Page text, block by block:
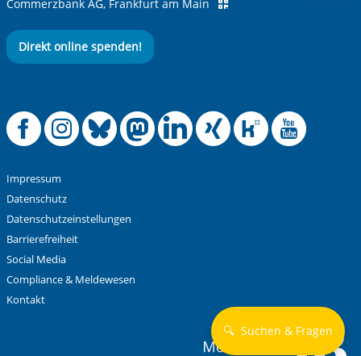
Commerzbank AG, Frankfurt am Main
Direkt online spenden!
Offizielle
Offizielle
Offizielle
Offizielle
Offizielle
Impressum
Datenschutz
Datenschutzeinstellungen
Barrierefreiheit
Social Media
Compliance & Meldewesen
Kontakt
🔍 Suchen & Fragen